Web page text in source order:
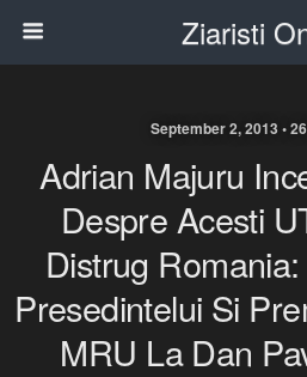
Ziaristi
September 2, 2013 •
Adrian Majuru
Despre Acesti
Distrug
Presedintelui Si
MRU La Dan